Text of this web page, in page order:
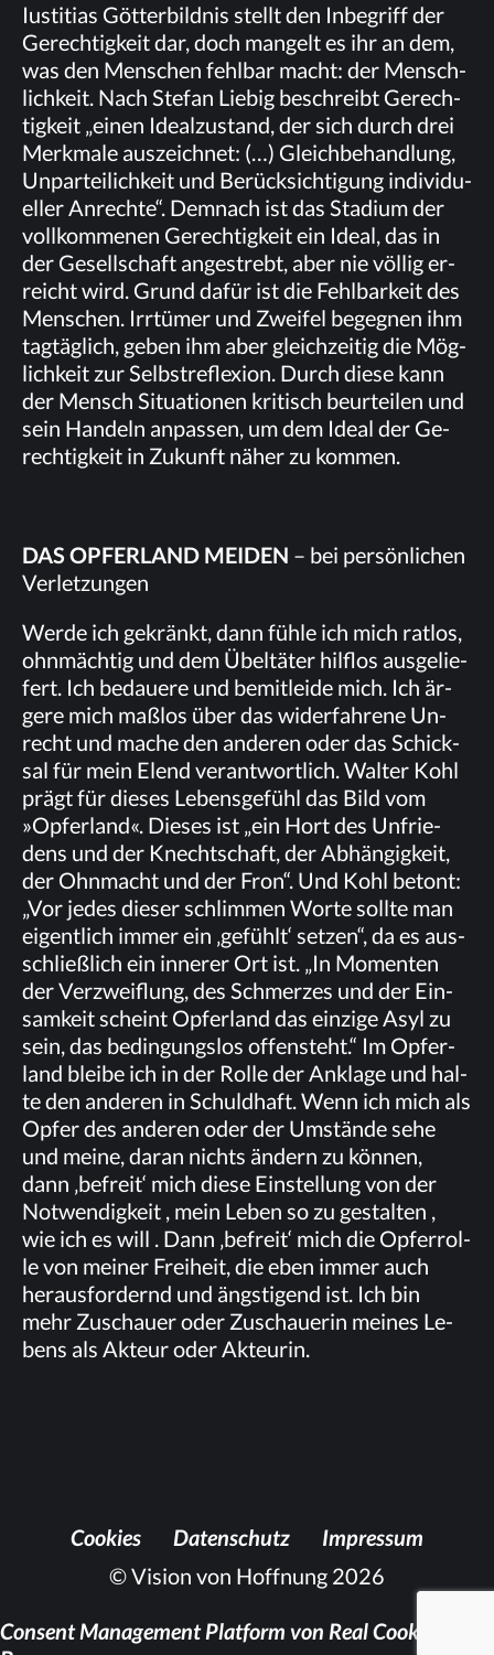
Ius­ti­ti­as Göt­ter­bild­nis stellt den In­be­griff der
Ge­rech­tig­keit dar, doch man­gelt es ihr an dem,
was den Men­schen fehl­bar macht: der Mensch­
lich­keit. Nach Ste­fan Lie­big be­schreibt Ge­rech­
tig­keit „ei­nen Ide­al­zu­stand, der sich durch drei
Merk­ma­le aus­zeich­net: (…) Gleich­be­hand­lung,
Un­par­tei­lich­keit und Be­rück­sich­ti­gung in­di­vi­du­
el­ler An­rech­te“. Dem­nach ist das Sta­di­um der
voll­kom­me­nen Ge­rech­tig­keit ein Ide­al, das in
der Ge­sell­schaft an­ge­strebt, aber nie völ­lig er­
reicht wird. Grund da­für ist die Fehl­bar­keit des
Men­schen. Irr­tü­mer und Zwei­fel be­geg­nen ihm
tag­täg­lich, ge­ben ihm aber gleich­zei­tig die Mög­
lich­keit zur Selbst­re­fle­xi­on. Durch die­se kann
der Mensch Si­tua­tio­nen kri­tisch be­ur­tei­len und
sein Han­deln an­pas­sen, um dem Ide­al der Ge­
rech­tig­keit in Zu­kunft nä­her zu kommen.
DAS OP­FER­LAND MEI­DEN – bei per­sön­li­chen
Verletzungen
Wer­de ich ge­kränkt, dann füh­le ich mich rat­los,
ohn­mäch­tig und dem Übel­tä­ter hilf­los aus­ge­lie­
fert. Ich be­daue­re und be­mit­lei­de mich. Ich är­
ge­re mich maß­los über das wi­der­fah­re­ne Un­
recht und ma­che den an­de­ren oder das Schick­
sal für mein Elend ver­ant­wort­lich. Wal­ter Kohl
prägt für die­ses Le­bens­ge­fühl das Bild vom
»Op­fer­land«. Die­ses ist „ein Hort des Un­frie­
dens und der Knecht­schaft, der Ab­hän­gig­keit,
der Ohn­macht und der Fron“. Und Kohl be­tont:
„Vor je­des die­ser schlim­men Wor­te soll­te man
ei­gent­lich im­mer ein ‚ge­fühlt‘ set­zen“, da es aus­
schließ­lich ein in­ne­rer Ort ist. „In Mo­men­ten
der Ver­zweif­lung, des Schmer­zes und der Ein­
sam­keit scheint Op­fer­land das ein­zi­ge Asyl zu
sein, das be­din­gungs­los of­fen­steht.“ Im Op­fer­
land blei­be ich in der Rol­le der An­kla­ge und hal­
te den an­de­ren in Schuld­haft. Wenn ich mich als
Op­fer des an­de­ren oder der Um­stän­de sehe
und mei­ne, dar­an nichts än­dern zu kön­nen,
dann ‚be­freit‘ mich die­se Ein­stel­lung von der
Not­wen­dig­keit , mein Le­ben so zu ge­stal­ten ,
wie ich es will . Dann ‚be­freit‘ mich die Op­fer­rol­
le von mei­ner Frei­heit, die eben im­mer auch
her­aus­for­dernd und ängs­ti­gend ist. Ich bin
mehr Zu­schau­er oder Zu­schaue­rin mei­nes Le­
bens als Ak­teur oder Akteurin.
Coo­kies Da­ten­schutz
Im­pres­sum
© Vision von Hoffnung 2026
Consent Management Platform von Real Cookie